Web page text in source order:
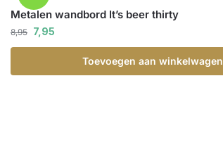
Metalen wandbord It’s beer thirty
8,95 7,95
Toevoegen aan winkelwagen